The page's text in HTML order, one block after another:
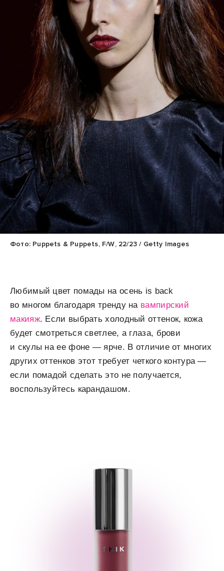
Фото: Puppets & Puppets, F/W, 22/23 / Getty Images
Любимый цвет помады на осень is back
во многом благодаря тренду на вампирский
макияж. Если выбрать холодный оттенок, кожа
будет смотреться светлее, а глаза, брови
и скулы на ее фоне — ярче. В отличие от многих
других оттенков этот требует четкого контура —
если помадой сделать это не получается,
воспользуйтесь карандашом.